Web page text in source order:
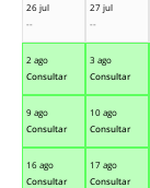
26 jul
--
27 jul
--
2 ago
Consultar
3 ago
Consultar
9 ago
Consultar
10 ago
Consultar
16 ago
Consultar
17 ago
Consultar